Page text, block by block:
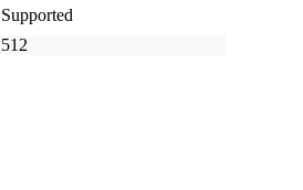
Supported
512